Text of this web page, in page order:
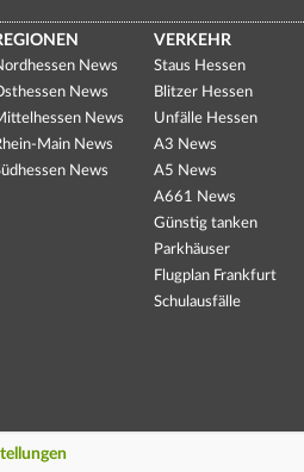
News
News
News
Main News
News
VERKEHR
Staus Hessen
Blitzer Hessen
Unfälle Hessen
A3 News
A5 News
A661 News
Günstig tanken
Parkhäuser
Flugplan Frankfurt
Schulausfälle